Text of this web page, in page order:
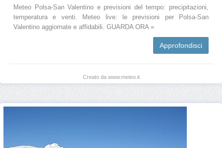
Meteo Polsa-San Valentino e previsioni del tempo: precipitazioni,
temperatura e venti. Meteo live: le previsioni per Polsa-San
Valentino aggiornate e affidabili. GUARDA ORA »
Approfondisci
Creato da www.meteo.it